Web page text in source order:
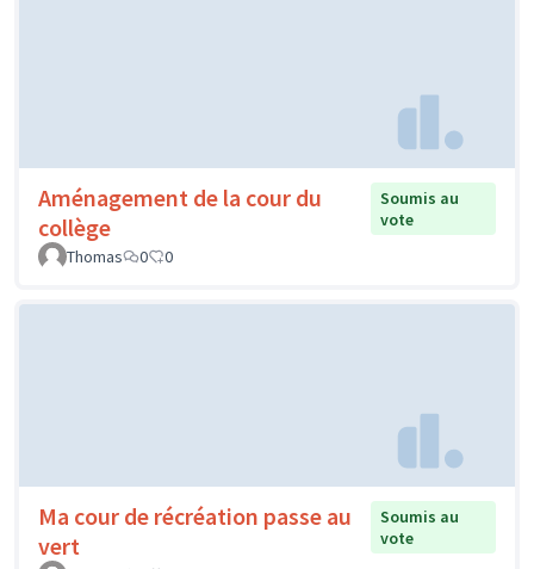
Aménagement de la cour du
collège
Soumis au
vote
Thomas
0 0
Ma cour de récréation passe au
vert
Soumis au
vote